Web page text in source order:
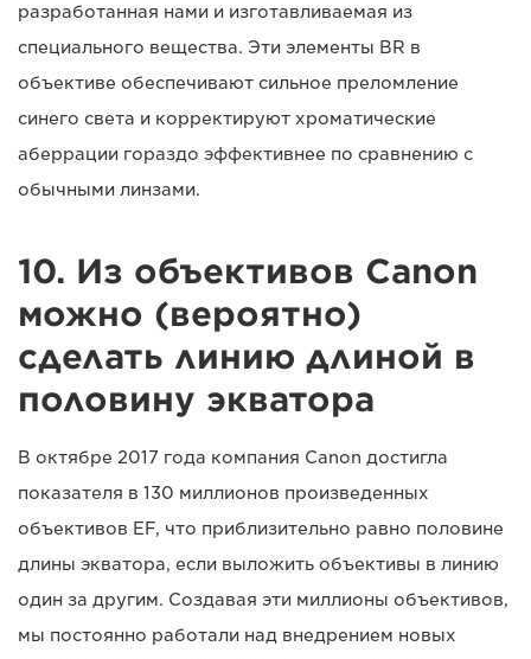
разработанная нами и изготавливаемая из
специального вещества. Эти элементы BR в
объективе обеспечивают сильное преломление
синего света и корректируют хроматические
аберрации гораздо эффективнее по сравнению с
обычными линзами.
10. Из объективов Canon
можно (вероятно)
сделать линию длиной в
половину экватора
В октябре 2017 года компания Canon достигла
показателя в 130 миллионов произведенных
объективов EF, что приблизительно равно половине
длины экватора, если выложить объективы в линию
один за другим. Создавая эти миллионы объективов,
мы постоянно работали над внедрением новых